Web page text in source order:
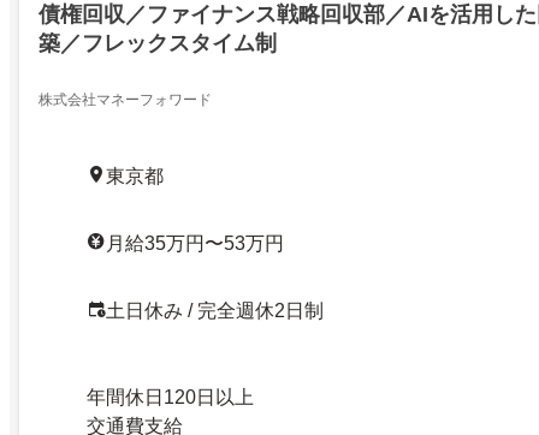
債権回収／ファイナンス戦略回収部／AIを活用し
築／フレックスタイム制
株式会社マネーフォワード
東京都
月給35万円〜53万円
土日休み / 完全週休2日制
年間休日120日以上
交通費支給